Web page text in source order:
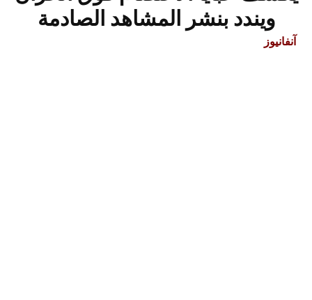
ويندد بنشر المشاهد الصادمة
آنفانيوز